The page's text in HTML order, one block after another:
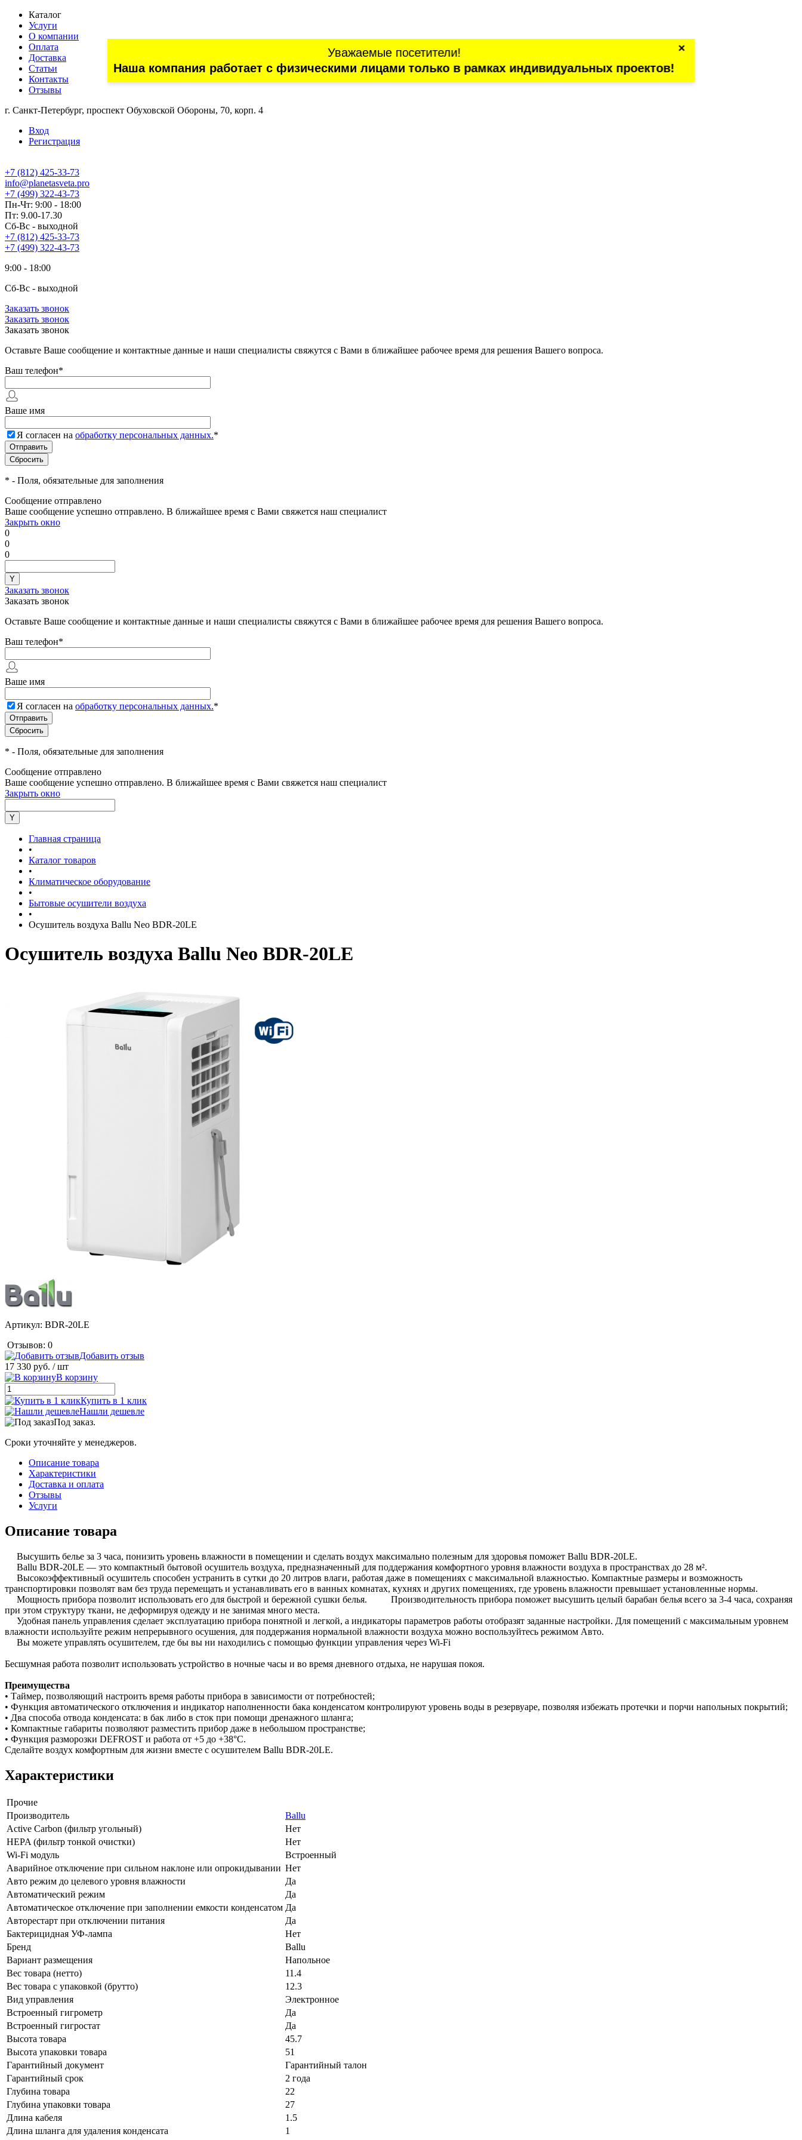
Каталог
Услуги
О компании
Оплата
Доставка
Статьи
Контакты
Отзывы
г. Санкт-Петербург, проспект Обуховской Обороны, 70, корп. 4
Вход
Регистрация
+7 (812) 425-33-73
Уважаемые посетители!
Наша компания работает с физическими лицами только в рамках индивидуальных проектов!
×
info@planetasveta.pro
+7 (499) 322-43-73
Пн-Чт: 9:00 - 18:00
Пт: 9.00-17.30
Сб-Вс - выходной
+7 (812) 425-33-73
+7 (499) 322-43-73
9:00 - 18:00
Сб-Вс - выходной
Заказать звонок
Заказать звонок
Заказать звонок
Оставьте Ваше сообщение и контактные данные и наши специалисты свяжутся с Вами в ближайшее рабочее время для решения Вашего вопроса.
Ваш телефон*
Ваше имя
Я согласен на обработку персональных данных.*
* - Поля, обязательные для заполнения
Сообщение отправлено
Ваше сообщение успешно отправлено. В ближайшее время с Вами свяжется наш специалист
Закрыть окно
0
0
0
Заказать звонок
Заказать звонок
Оставьте Ваше сообщение и контактные данные и наши специалисты свяжутся с Вами в ближайшее рабочее время для решения Вашего вопроса.
Ваш телефон*
Ваше имя
Я согласен на обработку персональных данных.*
* - Поля, обязательные для заполнения
Сообщение отправлено
Ваше сообщение успешно отправлено. В ближайшее время с Вами свяжется наш специалист
Закрыть окно
Главная страница
•
Каталог товаров
•
Климатическое оборудование
•
Бытовые осушители воздуха
•
Осушитель воздуха Ballu Neo BDR-20LE
Осушитель воздуха Ballu Neo BDR-20LE
Артикул: BDR-20LE
Отзывов: 0
Добавить отзыв
17 330 руб. / шт
В корзину
Купить в 1 клик
Нашли дешевле
Под заказ.
Сроки уточняйте у менеджеров.
Описание товара
Характеристики
Доставка и оплата
Отзывы
Услуги
Описание товара
Высушить белье за 3 часа, понизить уровень влажности в помещении и сделать воздух максимально полезным для здоровья поможет Ballu BDR-20LE.
Ballu BDR-20LE — это компактный бытовой осушитель воздуха, предназначенный для поддержания комфортного уровня влажности воздуха в пространствах до 28 м².
Высокоэффективный осушитель способен устранить в сутки до 20 литров влаги, работая даже в помещениях с максимальной влажностью. Компактные размеры и возможность
транспортировки позволят вам без труда перемещать и устанавливать его в ванных комнатах, кухнях и других помещениях, где уровень влажности превышает установленные нормы.
Мощность прибора позволит использовать его для быстрой и бережной сушки белья. Производительность прибора поможет высушить целый барабан белья всего за 3-4 часа, сохраняя
при этом структуру ткани, не деформируя одежду и не занимая много места.
Удобная панель управления сделает эксплуатацию прибора понятной и легкой, а индикаторы параметров работы отобразят заданные настройки. Для помещений с максимальным уровнем
влажности используйте режим непрерывного осушения, для поддержания нормальной влажности воздуха можно воспользуйтесь режимом Авто.
Вы можете управлять осушителем, где бы вы ни находились с помощью функции управления через Wi-Fi
Бесшумная работа позволит использовать устройство в ночные часы и во время дневного отдыха, не нарушая покоя.
Преимущества
• Таймер, позволяющий настроить время работы прибора в зависимости от потребностей;
• Функция автоматического отключения и индикатор наполненности бака конденсатом контролируют уровень воды в резервуаре, позволяя избежать протечки и порчи напольных покрытий;
• Два способа отвода конденсата: в бак либо в сток при помощи дренажного шланга;
• Компактные габариты позволяют разместить прибор даже в небольшом пространстве;
• Функция разморозки DEFROST и работа от +5 до +38°С.
Сделайте воздух комфортным для жизни вместе с осушителем Ballu BDR-20LE.
Характеристики
Прочие
Производитель
Ballu
Active Carbon (фильтр угольный)
Нет
HEPA (фильтр тонкой очистки)
Нет
Wi-Fi модуль
Встроенный
Аварийное отключение при сильном наклоне или опрокидывании Нет
Авто режим до целевого уровня влажности
Да
Автоматический режим
Да
Автоматическое отключение при заполнении емкости конденсатом Да
Авторестарт при отключении питания
Да
Бактерицидная УФ-лампа
Нет
Бренд
Ballu
Вариант размещения
Напольное
Вес товара (нетто)
11.4
Вес товара с упаковкой (брутто)
12.3
Вид управления
Электронное
Встроенный гигрометр
Да
Встроенный гигростат
Да
Высота товара
45.7
Высота упаковки товара
51
Гарантийный документ
Гарантийный талон
Гарантийный срок
2 года
Глубина товара
22
Глубина упаковки товара
27
Длина кабеля
1.5
Длина шланга для удаления конденсата
1